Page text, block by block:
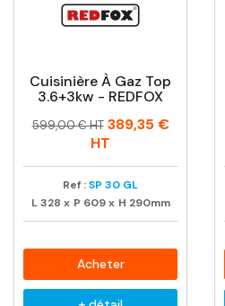
Cuisinière À Gaz Top
3.6+3kw - REDFOX
Prix
Prix
599,00 € HT 389,35 €
HT
Ref :SP 30 GL
L 328 x P 609 x H 290mm
Acheter